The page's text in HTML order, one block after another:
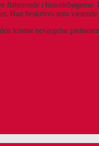
flatterende i
Han beskrives som
kristne bevægelse